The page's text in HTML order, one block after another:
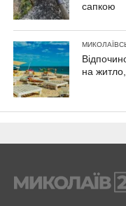
сапкою
на